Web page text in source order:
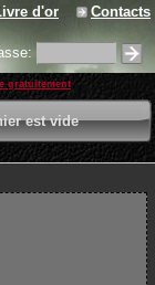
d'or Contacts
gratuitement
est vide
panier